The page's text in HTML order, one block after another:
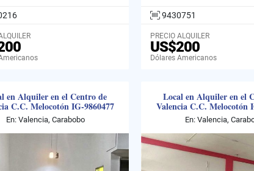
9430751
PRECIO ALQUILER
US$200
Dólares Americanos
en Alquiler en el Centro de
C.C. Melocotón IG-9860477
En: Valencia, Carabobo
Local en Alquiler en el
Valencia C.C. Melocotón
En: Valencia,